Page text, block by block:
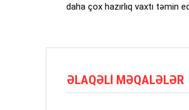
daha çox hazırlıq vaxtı təmin
ƏLAQƏLI MƏQALƏLƏR